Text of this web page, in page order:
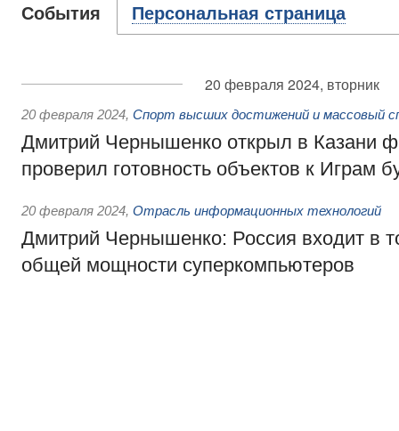
События Персональная страница
20 февраля 2024, вторник
20 февраля 2024, Спорт высших достижений и массовый
Дмитрий Чернышенко открыл в Казани
проверил готовность объектов к Играм
20 февраля 2024, Отрасль информационных технологий
Дмитрий Чернышенко: Россия входит в
общей мощности суперкомпьютеров